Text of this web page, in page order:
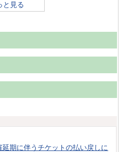
と見る
延期に伴うチケットの払い戻しに